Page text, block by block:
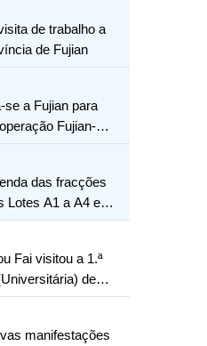
de trabalho a
de Fujian
a Fujian para
Fujian-
das fracções
Lotes A1 a A4 e
Fai visitou a 1.ª
de
e Hengqin
manifestações